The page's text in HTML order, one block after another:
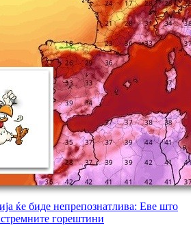
ќе биде непрепознатлива: Еве што
горештини